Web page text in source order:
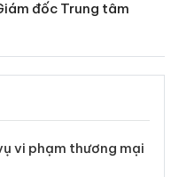
đốc Trung tâm
vụ vi phạm thương